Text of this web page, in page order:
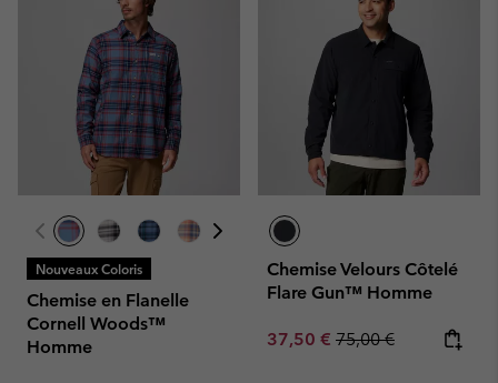
Nouveaux Coloris
Chemise en Flanelle
Cornell Woods™
Homme
Chemise Velours Côtelé
Flare Gun™ Homme
Sale price:
37,50 € Regular price:
75,00 €